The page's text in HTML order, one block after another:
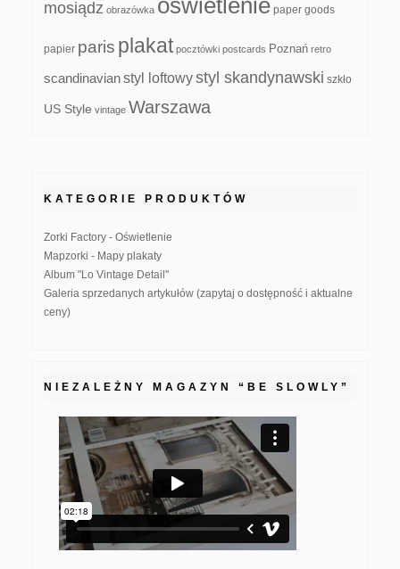
mosiądz obrazówka oświetlenie paper goods
papier paris plakat pocztówki postcards Poznań retro
scandinavianstyl loftowystyl skandynawski szkło
US Style vintage Warszawa
KATEGORIE PRODUKTÓW
Zorki Factory - Oświetlenie
Mapzorki - Mapy plakaty
Album "Lo Vintage Detail"
Galeria sprzedanych artykułów (zapytaj o dostępność i aktualne
ceny)
NIEZALEŻNY MAGAZYN “BE SLOWLY”